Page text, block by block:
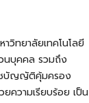
ทยาลัยเทคโนโลยี
นบุคคล รวมถึง
ชบัญญัติคุ้มครอง
ความเรียบร้อย เป็น